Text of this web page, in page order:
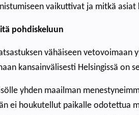
vaikuttivat ja mitkä
pohdiskeluun
vähäiseen vetovoimaan
kansainvälisesti Helsingissä on
yhden maailman
ei houkutellut paikalle odotettua